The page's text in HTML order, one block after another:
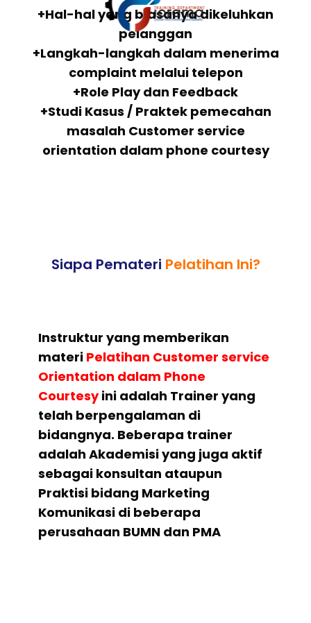
+Hal-hal yang biasanya dikeluhkan
pelanggan
+Langkah-langkah dalam menerima
complaint melalui telepon
+Role Play dan Feedback
+Studi Kasus / Praktek pemecahan
masalah Customer service
orientation dalam phone courtesy
Siapa Pemateri Pelatihan Ini?
Instruktur yang memberikan
materi Pelatihan Customer service
Orientation dalam Phone
Courtesyini adalah Trainer yang
telah berpengalaman di
bidangnya. Beberapa trainer
adalah Akademisi yang juga aktif
sebagai konsultan ataupun
Praktisi bidang Marketing
Komunikasi di beberapa
perusahaan BUMN dan PMA